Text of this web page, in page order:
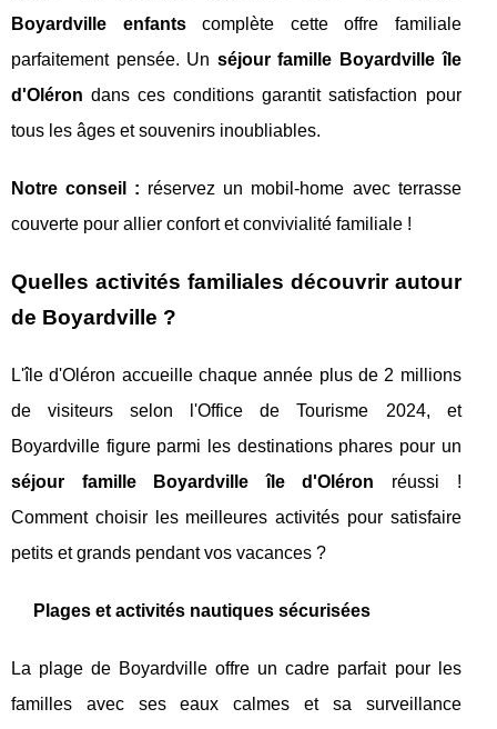
Boyardville enfantscomplète cette offre familiale
parfaitement pensée. Un séjour famille Boyardville île
d'Oléron dans ces conditions garantit satisfaction pour
tous les âges et souvenirs inoubliables.
Notre conseil : réservez un mobil-home avec terrasse
couverte pour allier confort et convivialité familiale !
Quelles activités familiales découvrir autour
de Boyardville ?
L'île d'Oléron accueille chaque année plus de 2 millions
de visiteurs selon l'Office de Tourisme 2024, et
Boyardville figure parmi les destinations phares pour un
séjour famille Boyardville île d'Oléron réussi !
Comment choisir les meilleures activités pour satisfaire
petits et grands pendant vos vacances ?
Plages et activités nautiques sécurisées
La plage de Boyardville offre un cadre parfait pour les
familles avec ses eaux calmes et sa surveillance